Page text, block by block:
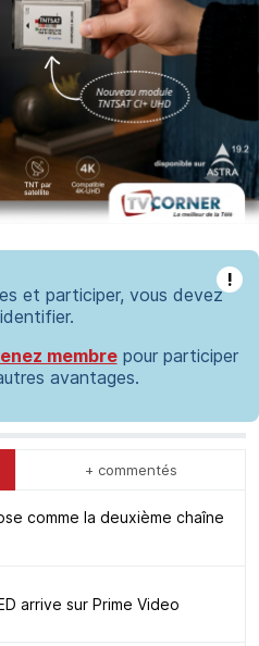
!
et participer, vous devez
membrepour participer
avantages.
+ commentés
comme la deuxième chaîne
arrive sur Prime Video